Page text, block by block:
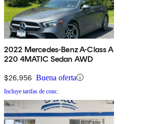
2022 Mercedes-Benz A-Class A
220 4MATIC Sedan AWD
$26,956 Buena oferta
Incluye tarifas de conc.